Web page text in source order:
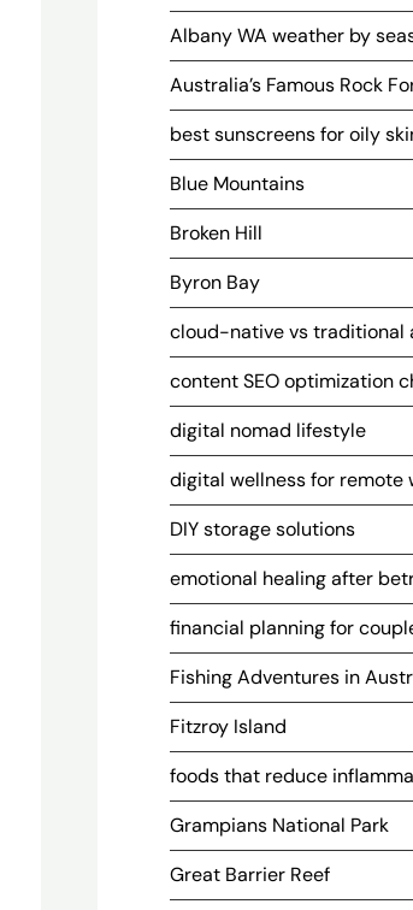
Albany WA weather by
Australia’s Famous Rock
best sunscreens for oily
Blue Mountains
Broken Hill
Byron Bay
cloud-native vs traditional
content SEO optimization
digital nomad lifestyle
digital wellness for remote
DIY storage solutions
emotional healing after
financial planning for
Fishing Adventures in
Fitzroy Island
foods that reduce
Grampians National Park
Great Barrier Reef